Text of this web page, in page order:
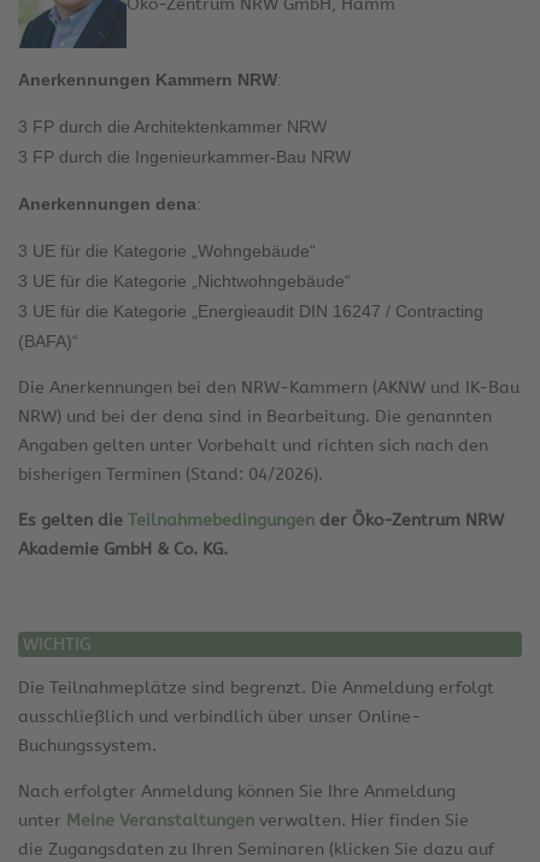
Öko-Zentrum NRW GmbH, Hamm
Anerkennungen Kammern NRW:
3 FP durch die Architektenkammer NRW
3 FP durch die Ingenieurkammer-Bau NRW
Anerkennungen dena:
3 UE für die Kategorie „Wohngebäude“
3 UE für die Kategorie „Nichtwohngebäude“
3 UE für die Kategorie „Energieaudit DIN 16247 / Contracting
(BAFA)“
Die Anerkennungen bei den NRW-Kammern (AKNW und IK-Bau
NRW) und bei der dena sind in Bearbeitung. Die genannten
Angaben gelten unter Vorbehalt und richten sich nach den
bisherigen Terminen (Stand: 04/2026).
Es gelten die Teilnahmebedingungen der Öko-Zentrum NRW
Akademie GmbH & Co. KG.
WICHTIG
Die Teilnahmeplätze sind begrenzt. Die Anmeldung erfolgt
ausschließlich und verbindlich über unser Online-
Buchungssystem.
Nach erfolgter Anmeldung können Sie Ihre Anmeldung
unter Meine Veranstaltungen verwalten. Hier finden Sie
die Zugangsdaten zu Ihren Seminaren (klicken Sie dazu auf